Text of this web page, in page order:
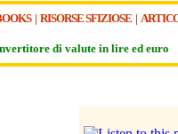
| RISORSE SFIZIOSE |
di valute in lire ed euro